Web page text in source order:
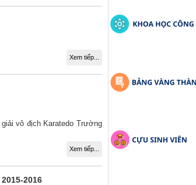
Xem tiếp...
vô địch Karatedo Trường
Xem tiếp...
2015-2016